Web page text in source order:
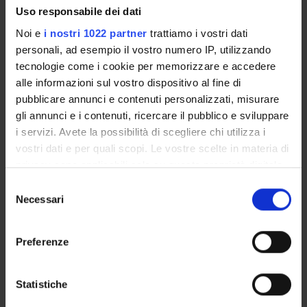
Uso responsabile dei dati
Noi e i nostri 1022 partner trattiamo i vostri dati
personali, ad esempio il vostro numero IP, utilizzando
tecnologie come i cookie per memorizzare e accedere
alle informazioni sul vostro dispositivo al fine di
pubblicare annunci e contenuti personalizzati, misurare
gli annunci e i contenuti, ricercare il pubblico e sviluppare
i servizi. Avete la possibilità di scegliere chi utilizza i
vostri dati e per quali scopi. Le vostre scelte in materia di
privacy sono applicabili solo su questa proprietà digitale
modificare o revocare il proprio consenso in qualsiasi
momento dalla Dichiarazione sui cookie o facendo clic
raccogliere informazioni sulla tua posizione
geografica, con un'approssimazione di qualche
delNecessari
Preferenze
Statistiche
Technical-administrative staff
Marco Antonio Cassatella
Full Professor
Sara Gasperini
Technical-administrative staff
Vincent Le Moigne
Nicola Tamassia
Floriana Zanderigo
General Pathology Section